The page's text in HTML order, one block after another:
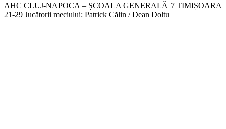
AHC CLUJ-NAPOCA – ȘCOALA GENERALĂ 7 TIMIȘOARA
21-29 Jucătorii meciului: Patrick Călin / Dean Doltu